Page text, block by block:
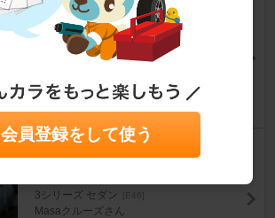
GOOLOO GP100
3シリーズ セダン [E46]
4nzigenさん
3シリーズ セダン
Masaクルーズさん
会員登録をして使う